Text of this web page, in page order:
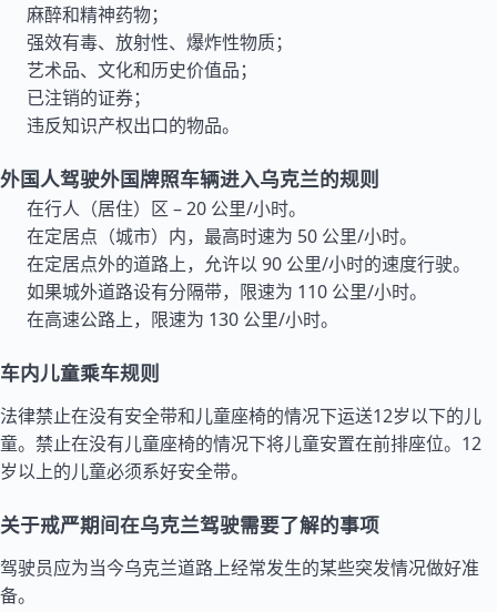
麻醉和精神药物；
强效有毒、放射性、爆炸性物质；
艺术品、文化和历史价值品；
已注销的证券；
违反知识产权出口的物品。
外国人驾驶外国牌照车辆进入乌克兰的规则
在行人（居住）区 – 20 公里/小时。
在定居点（城市）内，最高时速为 50 公里/小时。
在定居点外的道路上，允许以 90 公里/小时的速度行驶。
如果城外道路设有分隔带，限速为 110 公里/小时。
在高速公路上，限速为 130 公里/小时。
车内儿童乘车规则
法律禁止在没有安全带和儿童座椅的情况下运送12岁以下的儿
童。禁止在没有儿童座椅的情况下将儿童安置在前排座位。12
岁以上的儿童必须系好安全带。
关于戒严期间在乌克兰驾驶需要了解的事项
驾驶员应为当今乌克兰道路上经常发生的某些突发情况做好准
备。